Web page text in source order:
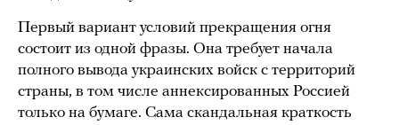
Первый вариант условий прекращения огня
состоит из одной фразы. Она требует начала
полного вывода украинских войск с территорий
страны, в том числе аннексированных Россией
только на бумаге. Сама скандальная краткость